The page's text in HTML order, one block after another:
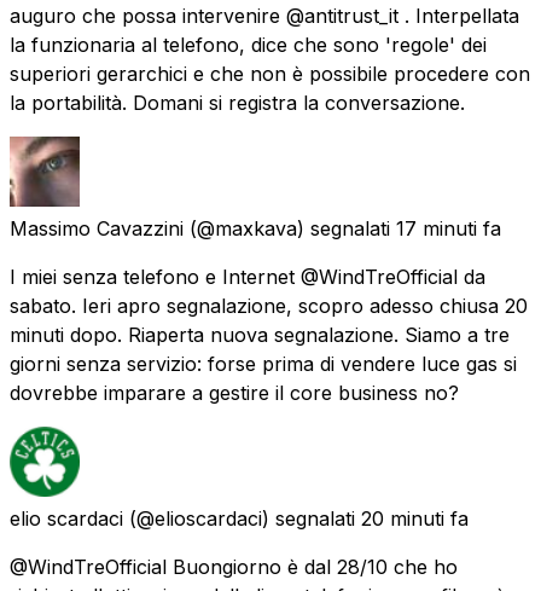
auguro che possa intervenire @antitrust_it . Interpellata
la funzionaria al telefono, dice che sono 'regole' dei
superiori gerarchici e che non è possibile procedere con
la portabilità. Domani si registra la conversazione.
Massimo Cavazzini (@maxkava) segnalati 17 minuti fa
I miei senza telefono e Internet @WindTreOfficial da
sabato. Ieri apro segnalazione, scopro adesso chiusa 20
minuti dopo. Riaperta nuova segnalazione. Siamo a tre
giorni senza servizio: forse prima di vendere luce gas si
dovrebbe imparare a gestire il core business no?
elio scardaci (@elioscardaci) segnalati 20 minuti fa
@WindTreOfficial Buongiorno è dal 28/10 che ho